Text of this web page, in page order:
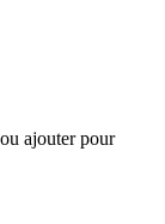
ajouter pour